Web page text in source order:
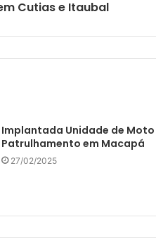
Cutias e Itaubal
Implantada Unidade de Moto
Patrulhamento em Macapá
27/02/2025